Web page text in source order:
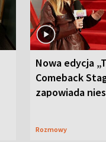
Nowa edycja
Comeback
zapowiada
Rozmowy